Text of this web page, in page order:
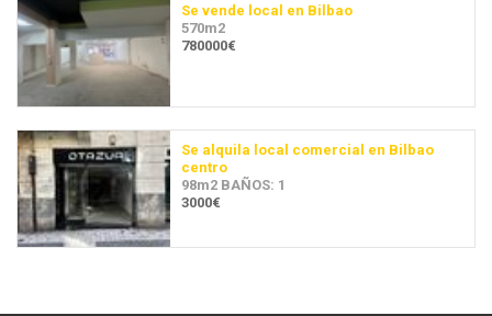
Se vende local en Bilbao
570m2
780000€
Se alquila local comercial en Bilbao
centro
98m2 BAÑOS: 1
3000€